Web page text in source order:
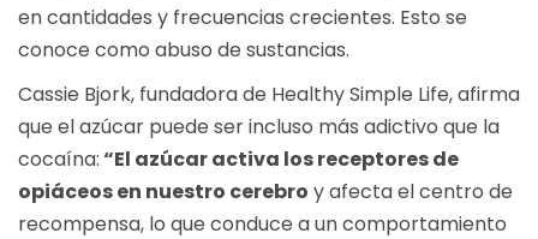
en cantidades y frecuencias crecientes. Esto se
conoce como abuso de sustancias.
Cassie Bjork, fundadora de Healthy Simple Life, afirma
que el azúcar puede ser incluso más adictivo que la
cocaína:“El azúcar activa los receptores de
opiáceos en nuestro cerebro y afecta el centro de
recompensa, lo que conduce a un comportamiento